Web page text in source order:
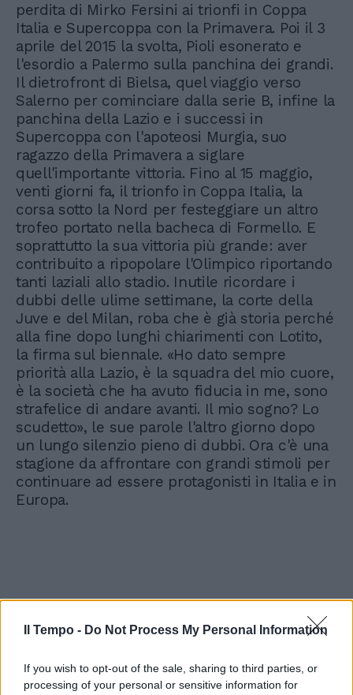
Il Tempo - Do Not Process My Personal Information
If you wish to opt-out of the sale, sharing to third parties, or
processing of your personal or sensitive information for
perdita di Mirko Fersini ai trionfi in Coppa
Italia e Supercoppa con la Primavera. Poi il 3
aprile del 2015 la svolta, Pioli esonerato e
l'esordio a Palermo sulla panchina dei grandi.
Il dietrofront di Bielsa, quel viaggio verso
Salerno per cominciare dalla serie B, infine la
panchina della Lazio e i successi in
Supercoppa con l'apoteosi Murgia, suo
ragazzo della Primavera a siglare
quell'importante vittoria. Fino al 15 maggio,
venti giorni fa, il trionfo in Coppa Italia, la
corsa sotto la Nord per festeggiare un altro
trofeo portato nella bacheca di Formello. E
soprattutto la sua vittoria più grande: aver
contribuito a ripopolare l'Olimpico riportando
tanti laziali allo stadio. Inutile ricordare i
dubbi delle ulime settimane, la corte della
Juve e del Milan, roba che è già storia perché
alla fine dopo lunghi chiarimenti con Lotito,
la firma sul biennale. «Ho dato sempre
priorità alla Lazio, è la squadra del mio cuore,
è la società che ha avuto fiducia in me, sono
strafelice di andare avanti. Il mio sogno? Lo
scudetto», le sue parole l'altro giorno dopo
un lungo silenzio pieno di dubbi. Ora c'è una
stagione da affrontare con grandi stimoli per
continuare ad essere protagonisti in Italia e in
Europa.